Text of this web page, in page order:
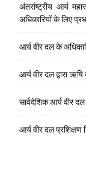
अंतर्राष्ट्रीय आर्य
अधिकारियों के लिए
आर्य वीर दल के
आर्य वीर दल द्वारा
सार्वदेशिक आर्य वीर दल
आर्य वीर दल